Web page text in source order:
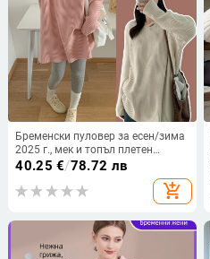
Бременски пуловер за есен/зима
2025 г., мек и топъл плетен
пуловер с свободна кройка и
40.25 €/78.72 лв
add_shopping_cart